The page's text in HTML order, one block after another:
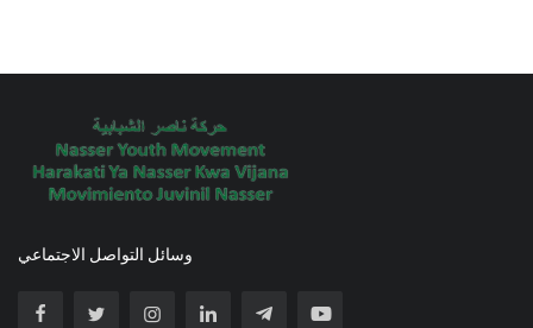
وسائل التواصل الاجتماعي